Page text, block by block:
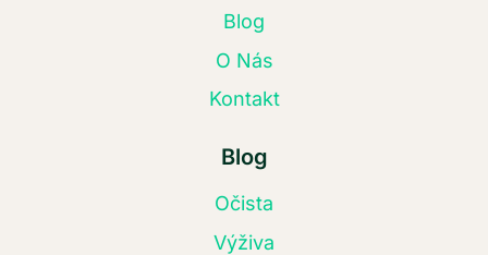
Blog
O Nás
Kontakt
Blog
Očista
Výživa